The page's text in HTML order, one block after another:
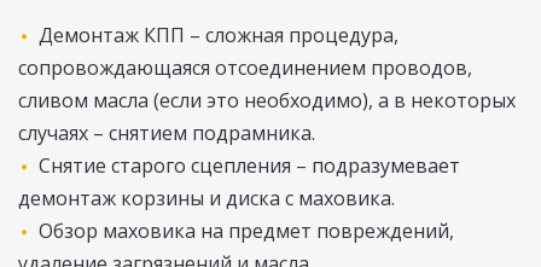
Демонтаж КПП – сложная процедура,
сопровождающаяся отсоединением проводов,
сливом масла (если это необходимо), а в некоторых
случаях – снятием подрамника.
Снятие старого сцепления – подразумевает
демонтаж корзины и диска с маховика.
Обзор маховика на предмет повреждений,